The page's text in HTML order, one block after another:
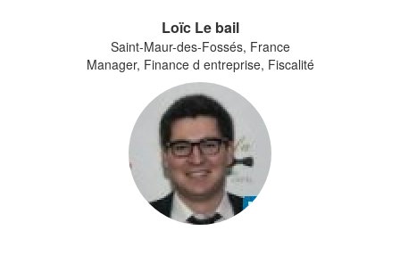
Loïc Le bail
Saint-Maur-des-Fossés, France
Manager, Finance d entreprise, Fiscalité